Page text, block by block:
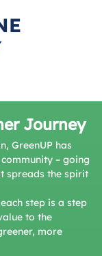
Journey
GreenUP has
– going
spreads the spirit
step is a step
to the
more